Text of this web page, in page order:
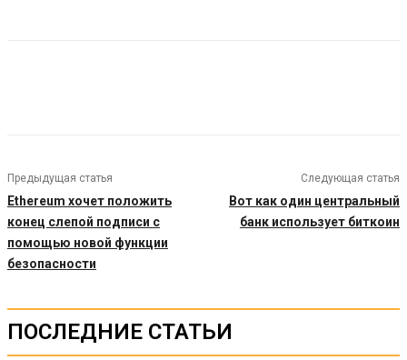
Предыдущая статья
Ethereum хочет положить
конец слепой подписи с
помощью новой функции
безопасности
Следующая статья
Вот как один центральный
банк использует биткоин
ПОСЛЕДНИЕ СТАТЬИ